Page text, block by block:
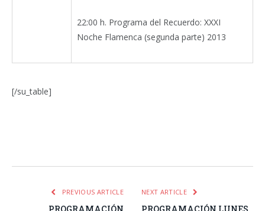
22:00 h. Programa del Recuerdo: XXXI
Noche Flamenca (segunda parte) 2013
[/su_table]
PREVIOUS ARTICLE NEXT ARTICLE